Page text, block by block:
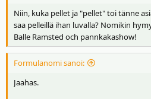
Niin, kuka pellet ja "pellet" toi tänne
saa pelleillä ihan luvalla? Nomikin
Balle Ramsted och pannkakashow!
Formulanomi sanoi:
Jaahas.